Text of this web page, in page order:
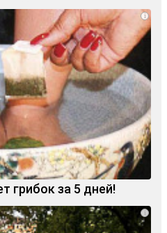
i
грибок за 5 дней!
i